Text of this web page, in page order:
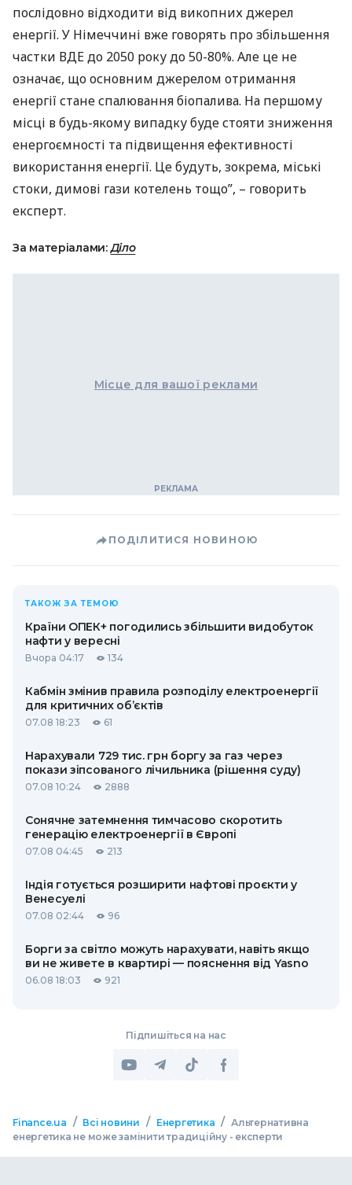
послідовно відходити від викопних джерел
енергії. У Німеччині вже говорять про збільшення
частки ВДЕдо 2050 року до 50-80%. Але це не
означає, що основним джерелом отримання
енергії стане спалювання біопалива. На першому
місці в будь-якому випадку буде стояти зниження
енергоємності та підвищення ефективності
використання енергії. Це будуть, зокрема, міські
стоки, димові гази котелень тощо”, – говорить
експерт.
За матеріалами:Діло
Місце для вашої реклами
ПОДІЛИТИСЯ НОВИНОЮ
ТАКОЖ ЗА ТЕМОЮ
Країни ОПЕК+ погодились збільшити видобуток
нафти у вересні
Вчора 04:17 134
Кабмін змінив правила розподілу електроенергії
для критичних об’єктів
07.08 18:23 61
Нарахували 729 тис. грн боргу за газ через
покази зіпсованого лічильника (рішення суду)
07.08 10:24 2888
Сонячне затемнення тимчасово скоротить
генерацію електроенергії в Європі
07.08 04:45 213
Індія готується розширити нафтові проєкти у
Венесуелі
07.08 02:44 96
Борги за світло можуть нарахувати, навіть якщо
ви не живете в квартирі — пояснення від Yasno
06.08 18:03 921
Підпишіться на нас
Finance.ua / Всі новини / Енергетика / Альтернативна
енергетика не може замінити традиційну - експерти